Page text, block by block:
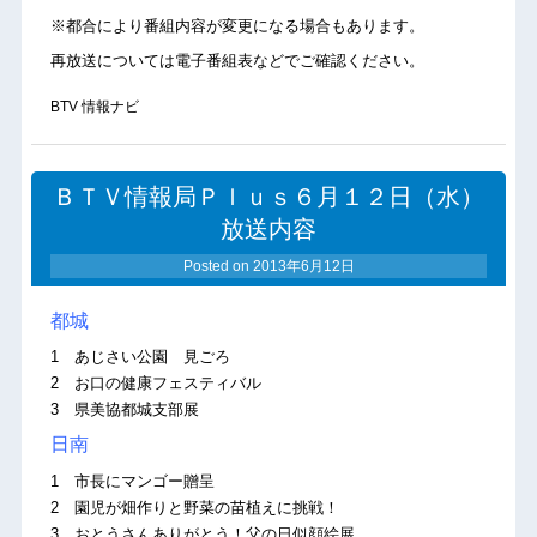
※都合により番組内容が変更になる場合もあります。
再放送については電子番組表などでご確認ください。
BTV 情報ナビ
ＢＴＶ情報局Ｐｌｕｓ６月１２日（水）
放送内容
Posted on 2013年6月12日
都城
1 あじさい公園 見ごろ
2 お口の健康フェスティバル
3 県美協都城支部展
日南
1 市長にマンゴー贈呈
2 園児が畑作りと野菜の苗植えに挑戦！